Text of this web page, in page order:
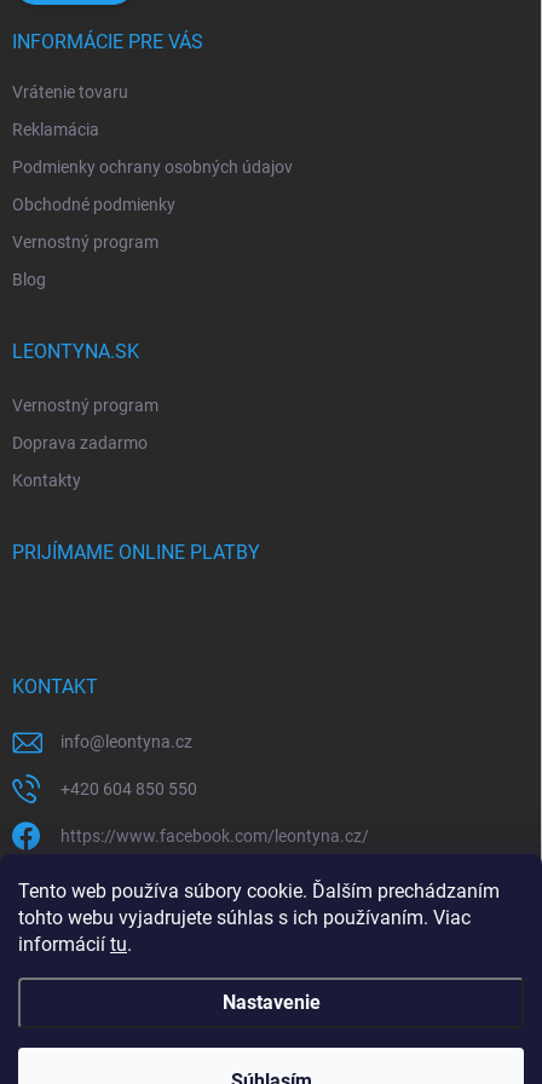
Tento web používa súbory cookie. Ďalším prechádzaním
tohto webu vyjadrujete súhlas s ich používaním. Viac
informácií tu.
Nastavenie
INFORMÁCIE PRE VÁS
Vrátenie tovaru
Reklamácia
Podmienky ochrany osobných údajov
Obchodné podmienky
Vernostný program
Blog
LEONTYNA.SK
Vernostný program
Doprava zadarmo
Kontakty
PRIJÍMAME ONLINE PLATBY
KONTAKT
info@ leontyna.cz
+420 604 850 550
https://www.facebook.com/leontyna.cz/
leontyna.cz
@leontyna.cz
Leontyna.sk . Všetky práva vyhradené.